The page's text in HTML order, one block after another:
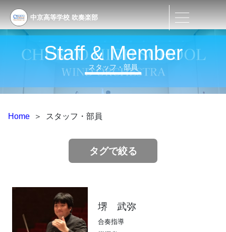
中京高等学校 吹奏楽部
スタッフ・部員
Staff & Member
Home ＞ スタッフ・部員
タグで絞る
堺 武弥
合奏指導